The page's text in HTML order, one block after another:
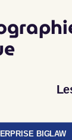
BIGLAW